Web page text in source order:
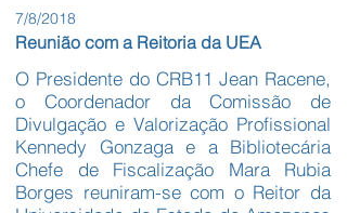
7/8/2018
Reunião com a Reitoria da UEA
O Presidente do CRB11 Jean Racene,
o Coordenador da Comissão de
Divulgação e Valorização Profissional
Kennedy Gonzaga e a Bibliotecária
Chefe de Fiscalização Mara Rubia
Borges reuniram-se com o Reitor da